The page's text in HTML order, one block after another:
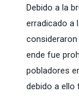
Debido a la
erradicado a
ende fue
pobladores
debido a ello